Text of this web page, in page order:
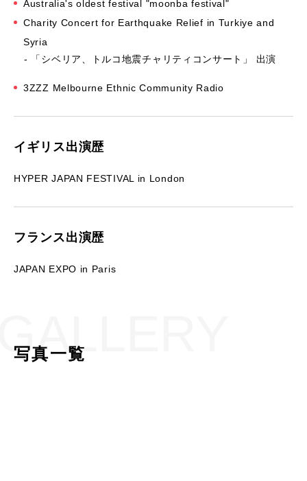
Australia's oldest festival "moonba festival"
Charity Concert for Earthquake Relief in Turkiye and
Syria
「シベリア、トルコ地震チャリティコンサート」 出演
3ZZZ Melbourne Ethnic Community Radio
イギリス出演歴
HYPER JAPAN FESTIVAL in London
フランス出演歴
JAPAN EXPO in Paris
写真一覧